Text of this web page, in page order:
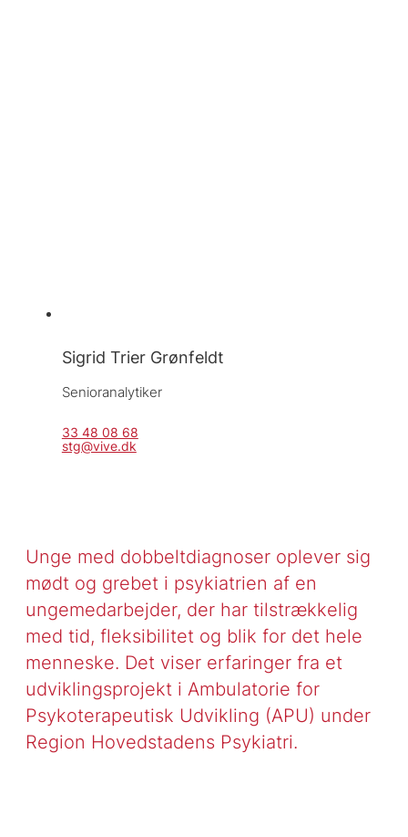
Sigrid Trier Grønfeldt
Senioranalytiker
33 48 08 68
stg@vive.dk
Unge med dobbeltdiagnoser oplever sig
mødt og grebet i psykiatrien af en
ungemedarbejder, der har tilstrækkelig
med tid, fleksibilitet og blik for det hele
menneske. Det viser erfaringer fra et
udviklingsprojekt i Ambulatorie for
Psykoterapeutisk Udvikling (APU) under
Region Hovedstadens Psykiatri.